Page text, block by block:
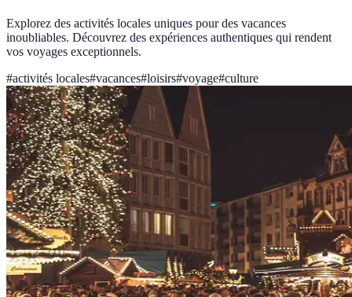
Explorez des activités locales uniques pour des vacances
inoubliables. Découvrez des expériences authentiques qui rendent
vos voyages exceptionnels.
#activités locales#vacances#loisirs#voyage#culture